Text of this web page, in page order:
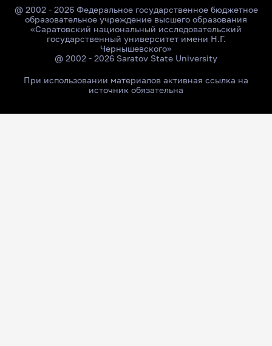
@ 2002 - 2026 Федеральное государственное бюджетное
образовательное учреждение высшего образования
«Саратовский национальный исследовательский
государственный университет имени Н.Г.
Чернышевского»
@ 2002 - 2026 Saratov State University
При использовании материалов активная ссылка на
источник обязательна